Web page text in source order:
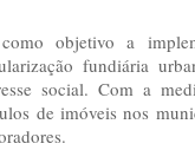
objetivo a
fundiária
social. Com a
de imóveis nos